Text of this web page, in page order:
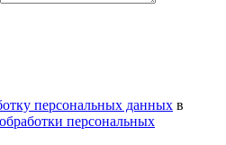
персональных данных в
персональных